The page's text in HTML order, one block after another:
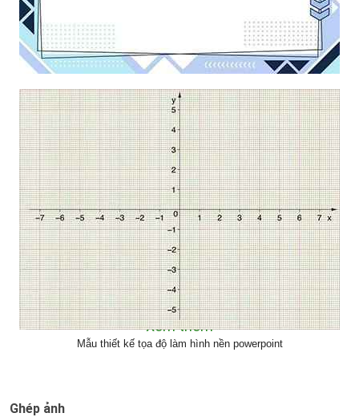
Khung ảnh nền powerpoint với điểm nhấn những dấu mũi tên kết
hợp những dấu chấm nghệ thuật
Mẫu thiết kế tọa độ làm hình nền powerpoint
<< Xem thêm >>
Ghép ảnh